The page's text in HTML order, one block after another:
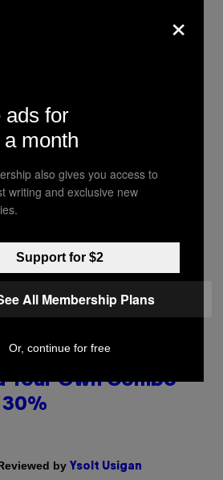
IMAGES
Punk Albums
Year
Fleshlight’s Mix &
Your Own Combo
30%
by Ysolt Usigan
×
ads for
month
also gives you access to
writing and exclusive new
Support for $2
All Membership Plans
Or, continue for free